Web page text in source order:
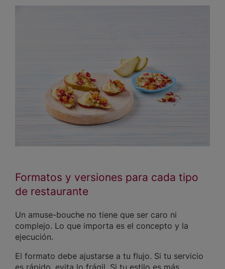
Formatos y versiones para cada tipo
de restaurante
Un amuse-bouche no tiene que ser caro ni
complejo. Lo que importa es el concepto y la
ejecución.
El formato debe ajustarse a tu flujo. Si tu servicio
es rápido, evita lo frágil. Si tu estilo es más